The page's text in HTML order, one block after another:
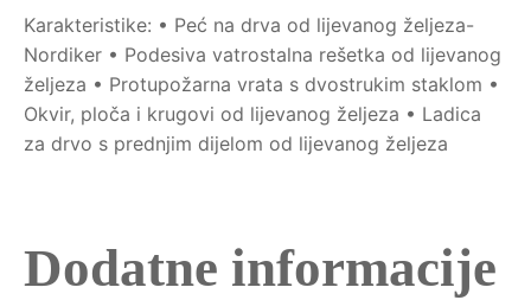
Karakteristike: • Peć na drva od lijevanog željeza-
Nordiker • Podesiva vatrostalna rešetka od lijevanog
željeza • Protupožarna vrata s dvostrukim staklom •
Okvir, ploča i krugovi od lijevanog željeza • Ladica
za drvo s prednjim dijelom od lijevanog željeza
Dodatne informacije